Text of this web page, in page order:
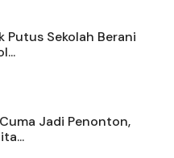
Putus Sekolah Berani
Jadi Penonton,